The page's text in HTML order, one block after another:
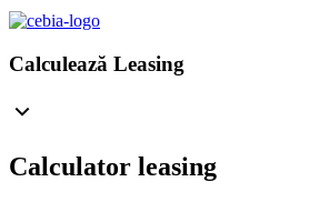
Calculează Leasing
Calculator leasing